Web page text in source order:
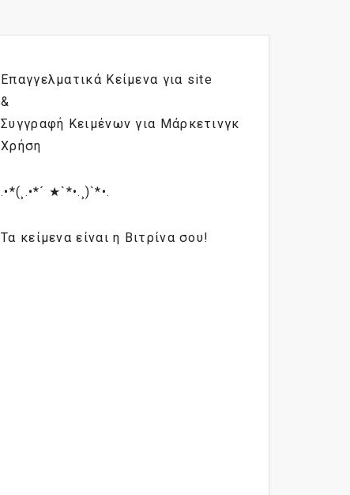
Επαγγελματικά Κείμενα για site
&
Συγγραφή Κειμένων για Μάρκετινγκ
Χρήση
.•*(¸.•*´ ★`*•.¸)`*•.
Τα κείμενα είναι η Βιτρίνα σου!